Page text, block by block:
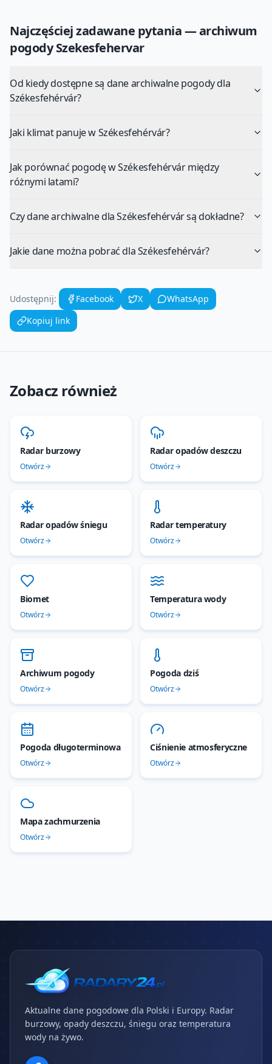
Najczęściej zadawane pytania — archiwum
pogodySzekesfehervar
Od kiedy dostępne są dane archiwalne pogody dla
Székesfehérvár?
Jaki klimat panuje w Székesfehérvár?
Jak porównać pogodę w Székesfehérvár między
różnymi latami?
Czy dane archiwalne dla Székesfehérvár są dokładne?
Jakie dane można pobrać dla Székesfehérvár?
Udostępnij: Facebook X
WhatsApp
Kopiuj link
Zobacz również
Radar burzowy
Otwórz
Radar opadów deszczu
Otwórz
Radar opadów śniegu
Otwórz
Radar temperatury
Otwórz
Biomet
Otwórz
Temperatura wody
Otwórz
Archiwum pogody
Otwórz
Pogoda dziś
Otwórz
Pogoda długoterminowa
Otwórz
Ciśnienie atmosferyczne
Otwórz
Mapa zachmurzenia
Otwórz
Aktualne dane pogodowe dla Polski i Europy. Radar
burzowy, opady deszczu, śniegu oraz temperatura
wody na żywo.